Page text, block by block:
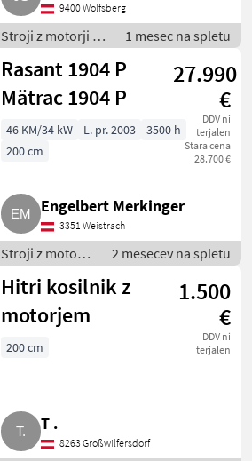
9400 Wolfsberg
Stroji z motorji /
Transporter in
motorni
transporter
1 mesec na spletu
Rasant 1904 P
Mätrac 1904 P
27.990
€
DDV ni
terjalen
Stara cena
28.700 €
46 KM/34 kW L. pr. 2003
3500 h
200 cm
Engelbert Merkinger
3351 Weistrach
Stroji z motorji
/ Dvoosni
kosilnik
2 mesecev na spletu
Hitri kosilnik z
motorjem
1.500
€
DDV ni
terjalen
200 cm
T .
8263 Großwilfersdorf